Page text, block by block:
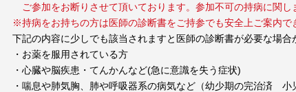
ご参加をお断りさせて頂いております。参加不可の持病に関し
※持病をお持ちの方は医師の診断書をご持参でも安全上ご案内で
下記の内容に少しでも該当されますと医師の診断書が必要な場合
・お薬を服用されている方
・心臓や脳疾患・てんかんなど(急に意識を失う症状)
・喘息や肺気胸、肺や呼吸器系の病気など（幼少期の完治済 小